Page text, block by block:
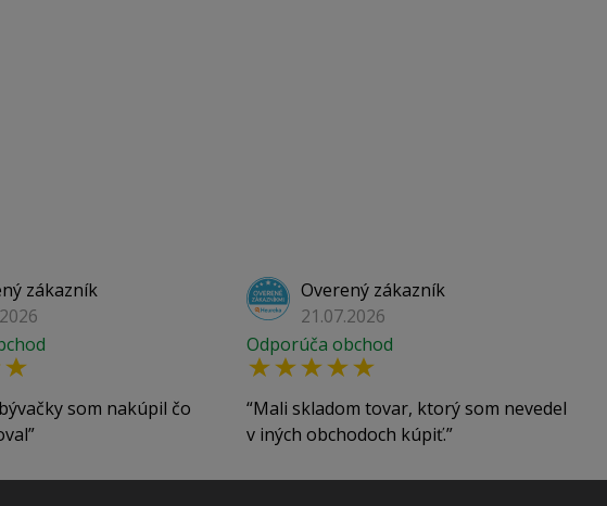
zákazník
som nakúpil čo
Overený zákazník
21.07.2026
Odporúča obchod
Mali skladom tovar, ktorý som nevedel
v iných obchodoch kúpiť.